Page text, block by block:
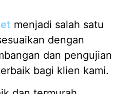
menjadi salah satu
dengan
dan pengujian
bagi klien kami.